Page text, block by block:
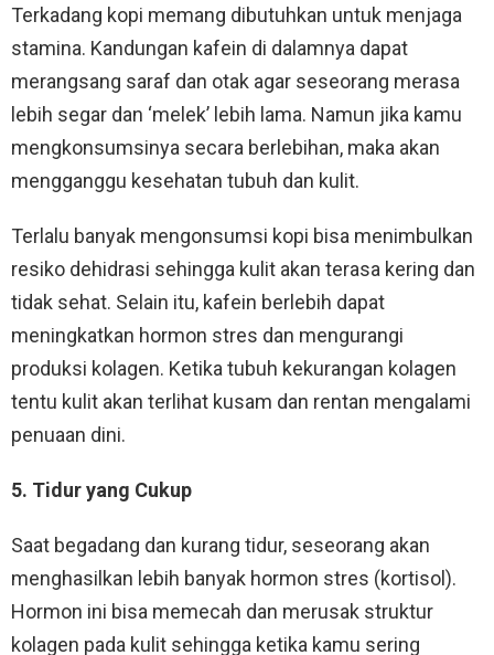
Terkadang kopi memang dibutuhkan untuk menjaga
stamina. Kandungan kafein di dalamnya dapat
merangsang saraf dan otak agar seseorang merasa
lebih segar dan ‘melek’ lebih lama. Namun jika kamu
mengkonsumsinya secara berlebihan, maka akan
mengganggu kesehatan tubuh dan kulit.
Terlalu banyak mengonsumsi kopi bisa menimbulkan
resiko dehidrasi sehingga kulit akan terasa kering dan
tidak sehat. Selain itu, kafein berlebih dapat
meningkatkan hormon stres dan mengurangi
produksi kolagen. Ketika tubuh kekurangan kolagen
tentu kulit akan terlihat kusam dan rentan mengalami
penuaan dini.
5. Tidur yang Cukup
Saat begadang dan kurang tidur, seseorang akan
menghasilkan lebih banyak hormon stres (kortisol).
Hormon ini bisa memecah dan merusak struktur
kolagen pada kulit sehingga ketika kamu sering